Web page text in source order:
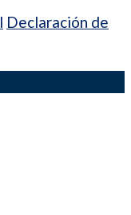
Declaración de